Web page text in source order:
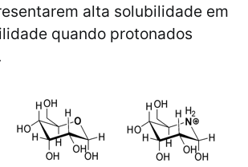
alta solubilidade em
quando protonados